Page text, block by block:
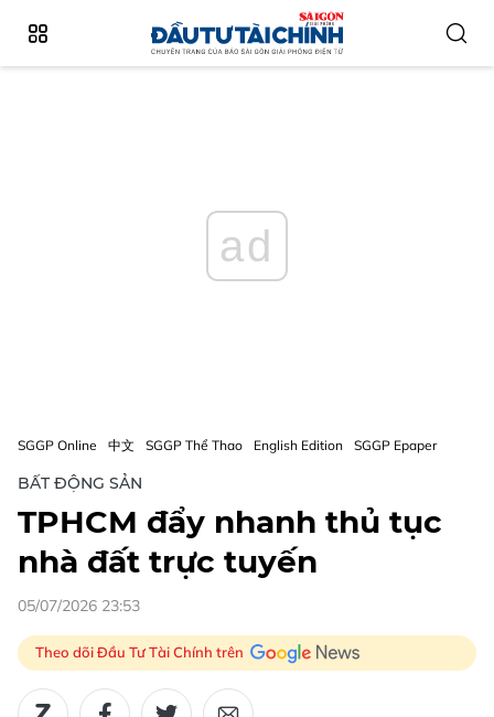
ad
SGGP Online 中文 SGGP Thể Thao English Edition SGGP Epaper
BẤT ĐỘNG SẢN
TPHCM đẩy nhanh thủ tục
nhà đất trực tuyến
05/07/2026 23:53
Theo dõi Đầu Tư Tài Chính trên